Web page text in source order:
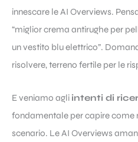
innescare le AI Overviews.
“miglior crema antirughe per
un vestito blu elettrico”.
risolvere, terreno fertile per le
E veniamo agli intenti di
fondamentale per capire come
scenario. Le AI Overviews